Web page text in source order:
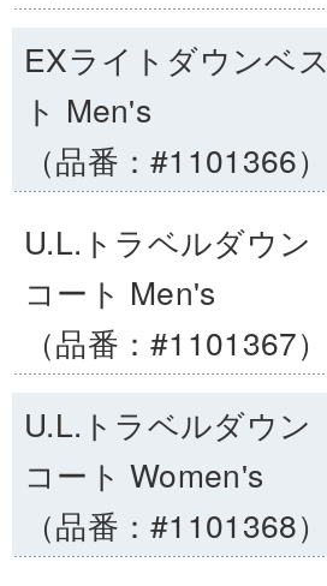
EXライトダウンベス
ト Men's
（品番：#1101366）
U.L.トラベルダウン
コート Men's
（品番：#1101367）
U.L.トラベルダウン
コート Women's
（品番：#1101368）